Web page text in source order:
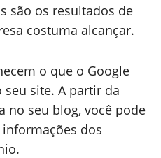
são os resultados de
costuma alcançar.
o que o Google
seu site. A partir da
no seu blog, você pode
dos